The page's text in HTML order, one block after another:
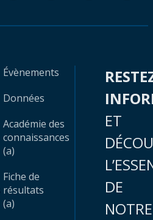
Évènements
Données
Académie des
connaissances
(a)
Fiche de
résultats
(a)
ET
DE
NOTRE